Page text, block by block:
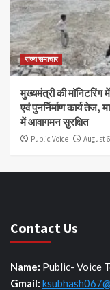
राज्य समाचार
मुख्यमंत्री की मॉनिटरिंग
एवं पुनर्निर्माण कार्य तेज,
में आवागमन सुरक्षित
Public Voice August
Contact Us
Name: Public- Voice
Gmail: